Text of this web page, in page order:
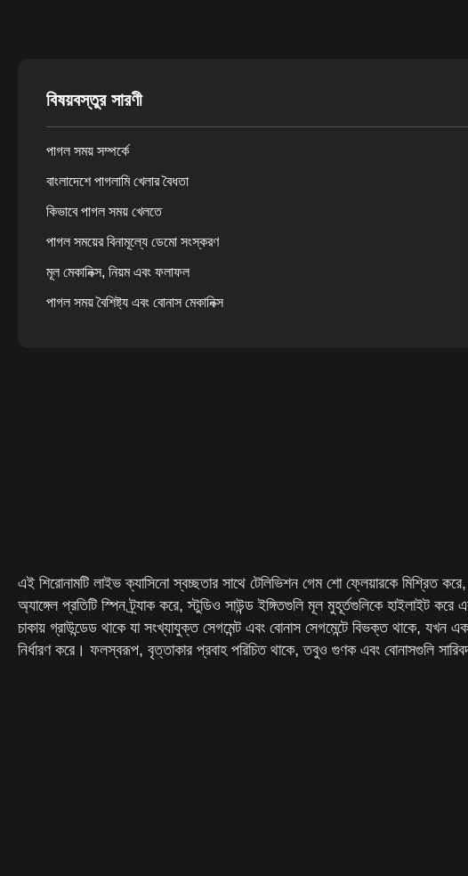
বিষয়বস্তুর সারণী
পাগল সময় সম্পর্কে
বাংলাদেশে পাগলামি খেলার বৈধতা
কিভাবে পাগল সময় খেলতে
পাগল সময়ের বিনামূল্যে ডেমো সংস্করণ
মূল মেকানিক্স, নিয়ম এবং ফলাফল
পাগল সময় বৈশিষ্ট্য এবং বোনাস মেকানিক্স
এই শিরোনামটি লাইভ ক্যাসিনো স্বচ্ছতার সাথে টেলিভিশন গেম শো ফ্লেয়ারকে মিশ্রিত
অ্যাঙ্গেল প্রতিটি স্পিন ট্র্যাক করে, স্টুডিও সাউন্ড ইঙ্গিতগুলি মূল মুহূর্তগুলিকে হাইলাইট
চাকায় গ্রাউন্ডেড থাকে যা সংখ্যাযুক্ত সেগমেন্ট এবং বোনাস সেগমেন্টে বিভক্ত থাকে,
নির্ধারণ করে। ফলস্বরূপ, বৃত্তাকার প্রবাহ পরিচিত থাকে, তবুও গুণক এবং বোনাসগুলি